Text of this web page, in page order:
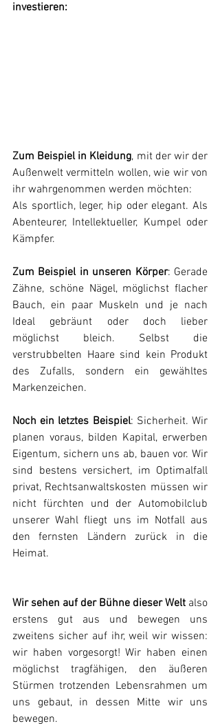
investieren:
Zum Beispiel in Kleidung, mit der wir der
Außenwelt vermitteln wollen, wie wir von
ihr wahrgenommen werden möchten:
Als sportlich, leger, hip oder elegant. Als
Abenteurer, Intellektueller, Kumpel oder
Kämpfer.
Zum Beispiel in unseren Körper: Gerade
Zähne, schöne Nägel, möglichst flacher
Bauch, ein paar Muskeln und je nach
Ideal gebräunt oder doch lieber
möglichst bleich. Selbst die
verstrubbelten Haare sind kein Produkt
des Zufalls, sondern ein gewähltes
Markenzeichen.
Noch ein letztes Beispiel: Sicherheit. Wir
planen voraus, bilden Kapital, erwerben
Eigentum, sichern uns ab, bauen vor. Wir
sind bestens versichert, im Optimalfall
privat, Rechtsanwaltskosten müssen wir
nicht fürchten und der Automobilclub
unserer Wahl fliegt uns im Notfall aus
den fernsten Ländern zurück in die
Heimat.
Wir sehen auf der Bühne dieser Welt also
erstens gut aus und bewegen uns
zweitens sicher auf ihr, weil wir wissen:
wir haben vorgesorgt! Wir haben einen
möglichst tragfähigen, den äußeren
Stürmen trotzenden Lebensrahmen um
uns gebaut, in dessen Mitte wir uns
bewegen.